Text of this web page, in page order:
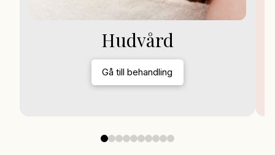
Hudvård
Gå till behandling
01 2 3456789